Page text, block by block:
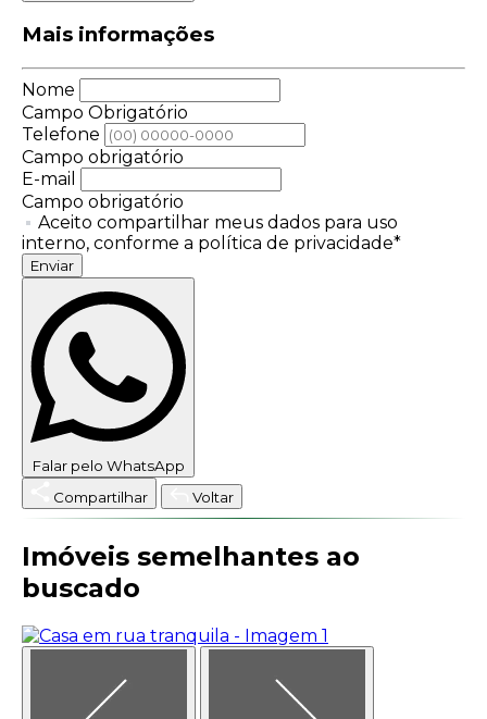
Mais informações
Nome
Campo Obrigatório
Telefone
Campo obrigatório
E-mail
Campo obrigatório
Aceito compartilhar meus dados para uso
interno, conforme a política de privacidade*
Enviar
Falar pelo WhatsApp
Compartilhar
Voltar
Imóveis semelhantes ao
buscado